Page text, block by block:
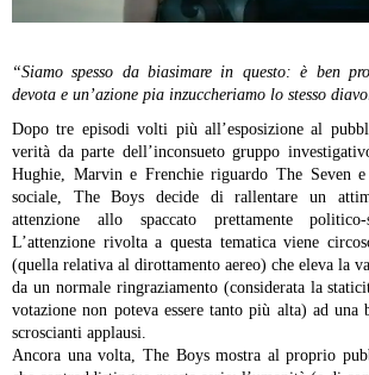
“Siamo spesso da biasimare in questo: è ben
devota e un’azione pia inzuccheriamo lo stesso
Dopo tre episodi volti più all’esposizione al
verità da parte dell’inconsueto gruppo
Hughie, Marvin e Frenchie riguardo The Seven
sociale, The Boys decide di rallentare un
attenzione allo spaccato prettamente
L’attenzione rivolta a questa tematica viene
(quella relativa al dirottamento aereo) che eleva la
da un normale ringraziamento (considerata la
votazione non poteva essere tanto più alta) ad una
scroscianti applausi.
Ancora una volta, The Boys mostra al proprio